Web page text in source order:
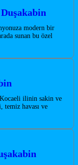
modern bir
sunan bu özel
ilinin sakin ve
havası ve